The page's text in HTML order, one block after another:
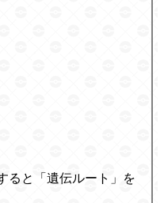
ると「遺伝ルート」を